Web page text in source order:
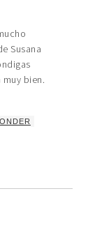
Susana
bien.